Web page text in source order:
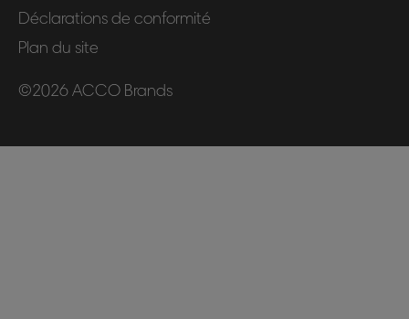
Déclarations de conformité
Plan du site
©2026 ACCO Brands